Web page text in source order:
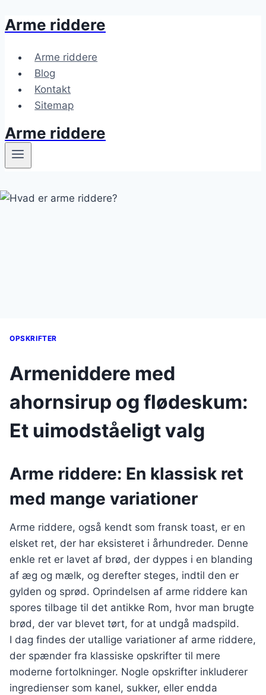
Fortsæt
indhold
Arme riddere
Arme riddere
Blog
Kontakt
Sitemap
Arme riddere
OPSKRIFTER
Armeniddere med
ahornsirup og flødeskum:
Et uimodståeligt valg
Arme riddere: En klassisk ret
med mange variationer
Arme riddere, også kendt som fransk toast, er en
elsket ret, der har eksisteret i århundreder. Denne
enkle ret er lavet af brød, der dyppes i en blanding
af æg og mælk, og derefter steges, indtil den er
gylden og sprød. Oprindelsen af arme riddere kan
spores tilbage til det antikke Rom, hvor man brugte
brød, der var blevet tørt, for at undgå madspild.
I dag findes der utallige variationer af arme riddere,
der spænder fra klassiske opskrifter til mere
moderne fortolkninger. Nogle opskrifter inkluderer
ingredienser som kanel, sukker, eller endda